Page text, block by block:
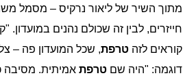
מתוך השיר של ליאור נרקיס – מסמל
חייזרים, לבין זה שכולם נהנים במועדון.
קוראים לזה טרפת, שכל המועדון פה –
דוגמה: "היה שם טרפת אמיתית. מסיבה